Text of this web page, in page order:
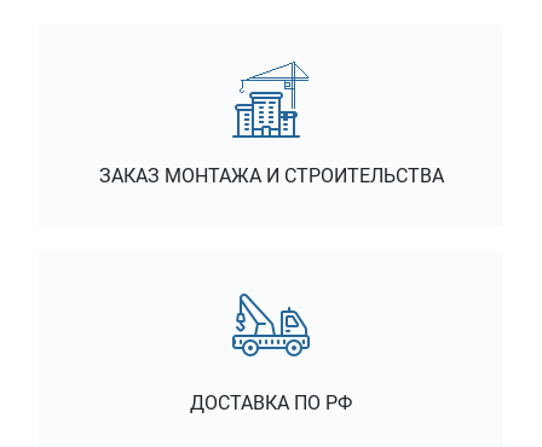
ЗАКАЗ МОНТАЖА И СТРОИТЕЛЬСТВА
ДОСТАВКА ПО РФ